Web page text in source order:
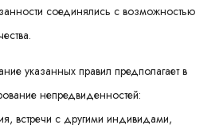
соединялись с возможностью
указанных правил предполагает в
непредвиденностей:
встречи с другими индивидами,